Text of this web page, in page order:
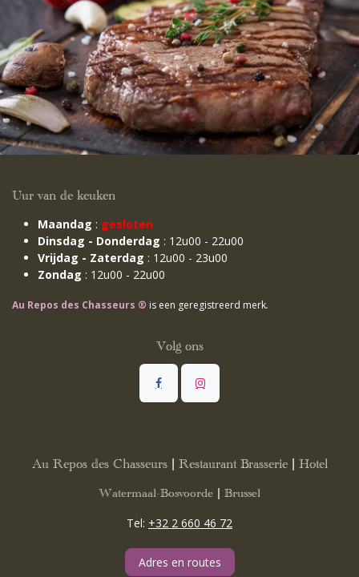
Uur van de keuken
Maandag : gesloten
Dinsdag - Donderdag : 12u00 - 22u00
Vrijdag - Zaterdag : 12u00 - 23u00
Zondag : 12u00 - 22u00
Au Repos des Chasseurs ® is een geregistreerd merk.
Volg ons
Au Repos des Chasseurs | Restaurant Brasserie | Hotel
Watermaal-Bosvoorde | Brussel
Tel: +32 2 660 46 72
Adres en routes